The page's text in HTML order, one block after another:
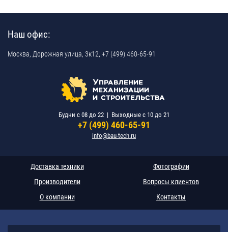
Наш офис:
Москва, Дорожная улица, 3к12, +7 (499) 460-65-91
Будни c 08 до 22 | Выходные c 10 до 21
+7 (499) 460-65-91
info@bau-tech.ru
Доставка техники
Фотографии
Производители
Вопросы клиентов
О компании
Контакты